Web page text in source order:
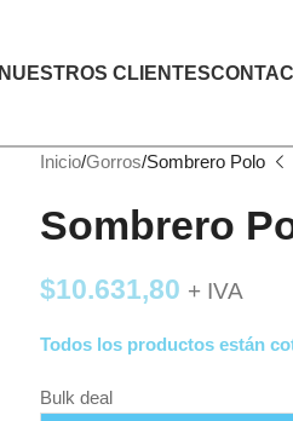
NUESTROS CLIENTES
Inicio Gorros Sombrero Polo
Sombrero
$10.631,80 + IVA
Todos los productos están
Bulk deal